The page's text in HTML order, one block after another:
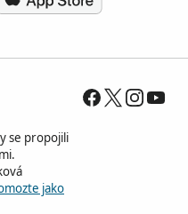
se propojili
jako